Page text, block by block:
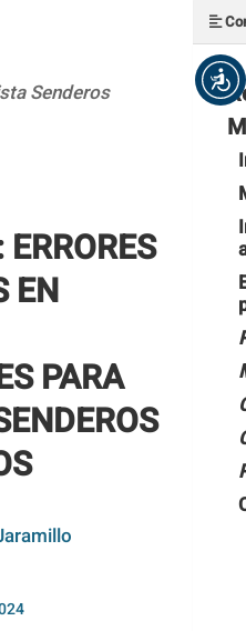
Senderos
EN
PARA